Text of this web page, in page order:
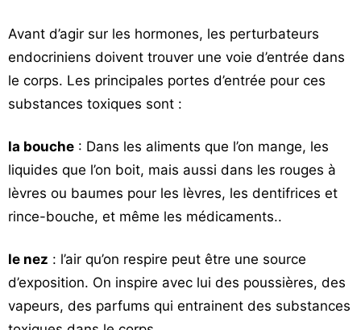
Avant d’agir sur les hormones, les perturbateurs
endocriniens doivent trouver une voie d’entrée dans
le corps. Les principales portes d’entrée pour ces
substances toxiques sont :
la bouche : Dans les aliments que l’on mange, les
liquides que l’on boit, mais aussi dans les rouges à
lèvres ou baumes pour les lèvres, les dentifrices et
rince-bouche, et même les médicaments..
le nez : l’air qu’on respire peut être une source
d’exposition. On inspire avec lui des poussières, des
vapeurs, des parfums qui entrainent des substances